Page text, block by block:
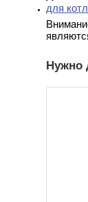
для
Нужно